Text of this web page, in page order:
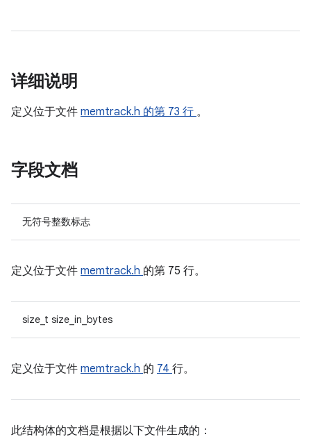
详细说明
定义位于文件 memtrack.h 的第 73 行 。
字段文档
无符号整数标志
定义位于文件 memtrack.h 的第 75 行。
size_t size_in_bytes
定义位于文件 memtrack.h 的 74 行。
此结构体的文档是根据以下文件生成的：